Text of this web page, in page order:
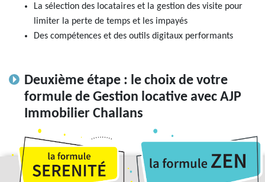
La sélection des locataires et la gestion des visite pour
limiter la perte de temps et les impayés
Des compétences et des outils digitaux performants
Deuxième étape : le choix de votre
formule de Gestion locative avec AJP
Immobilier Challans